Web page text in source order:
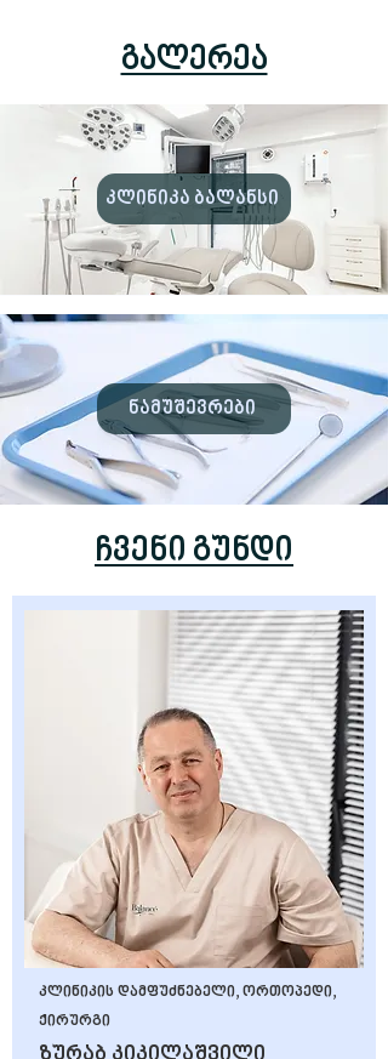
გალერეა
კლინიკა ბალანსი
ნამუშევრები
ჩვენი გუნდი
კლინიკის დამფუძნებელი, ორთოპედი,
ქირურგი